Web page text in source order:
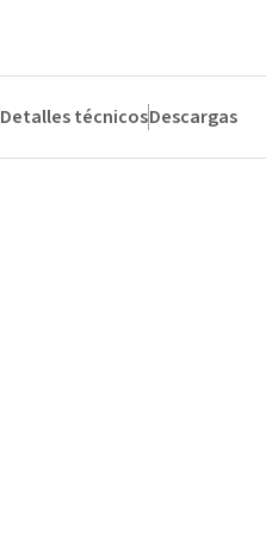
Detalles técnicosDescargas